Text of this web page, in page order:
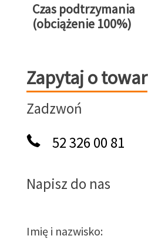
Czas podtrzymania
(obciążenie 100%)
Zapytaj o towar
Zapytaj o towar
Zadzwoń
52 326 00 81
Napisz do nas
Imię i nazwisko